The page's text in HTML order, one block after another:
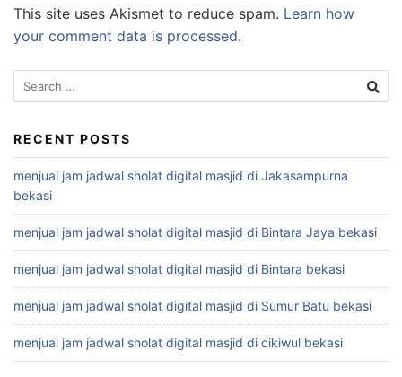
This site uses Akismet to reduce spam. Learn how
your comment data is processed.
Search
for:
RECENT POSTS
menjual jam jadwal sholat digital masjid di Jakasampurna
bekasi
menjual jam jadwal sholat digital masjid di Bintara Jaya bekasi
menjual jam jadwal sholat digital masjid di Bintara bekasi
menjual jam jadwal sholat digital masjid di Sumur Batu bekasi
menjual jam jadwal sholat digital masjid di cikiwul bekasi